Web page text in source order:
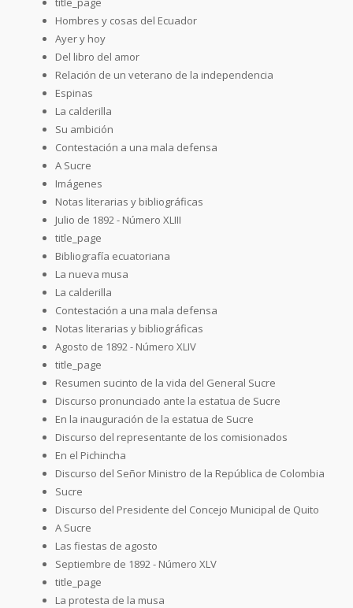
Hombres y cosas del Ecuador
Ayer y hoy
Del libro del amor
Relación de un veterano de la independencia
Espinas
La calderilla
Su ambición
Contestación a una mala defensa
A Sucre
Imágenes
Notas literarias y bibliográficas
Julio de 1892 - Número XLIII
title_page
Bibliografía ecuatoriana
La nueva musa
La calderilla
Contestación a una mala defensa
Notas literarias y bibliográficas
Agosto de 1892 - Número XLIV
title_page
Resumen sucinto de la vida del General Sucre
Discurso pronunciado ante la estatua de Sucre
En la inauguración de la estatua de Sucre
Discurso del representante de los comisionados
En el Pichincha
Discurso del Señor Ministro de la República de Colombia
Sucre
Discurso del Presidente del Concejo Municipal de Quito
A Sucre
Las fiestas de agosto
Septiembre de 1892 - Número XLV
title_page
La protesta de la musa